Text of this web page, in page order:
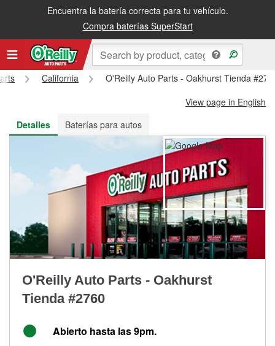
Encuentra la batería correcta para tu vehículo.
Compra baterías SuperStart
Recibe tu orden gratis al día siguiente o recógela en la tienda
California
O'Reilly Auto Parts - Oakhurst Tienda
View page in English
Detalles
Baterías para autos
O'Reilly Auto Parts - Oakhurst
Tienda #2760
Abierto hasta las 9pm.